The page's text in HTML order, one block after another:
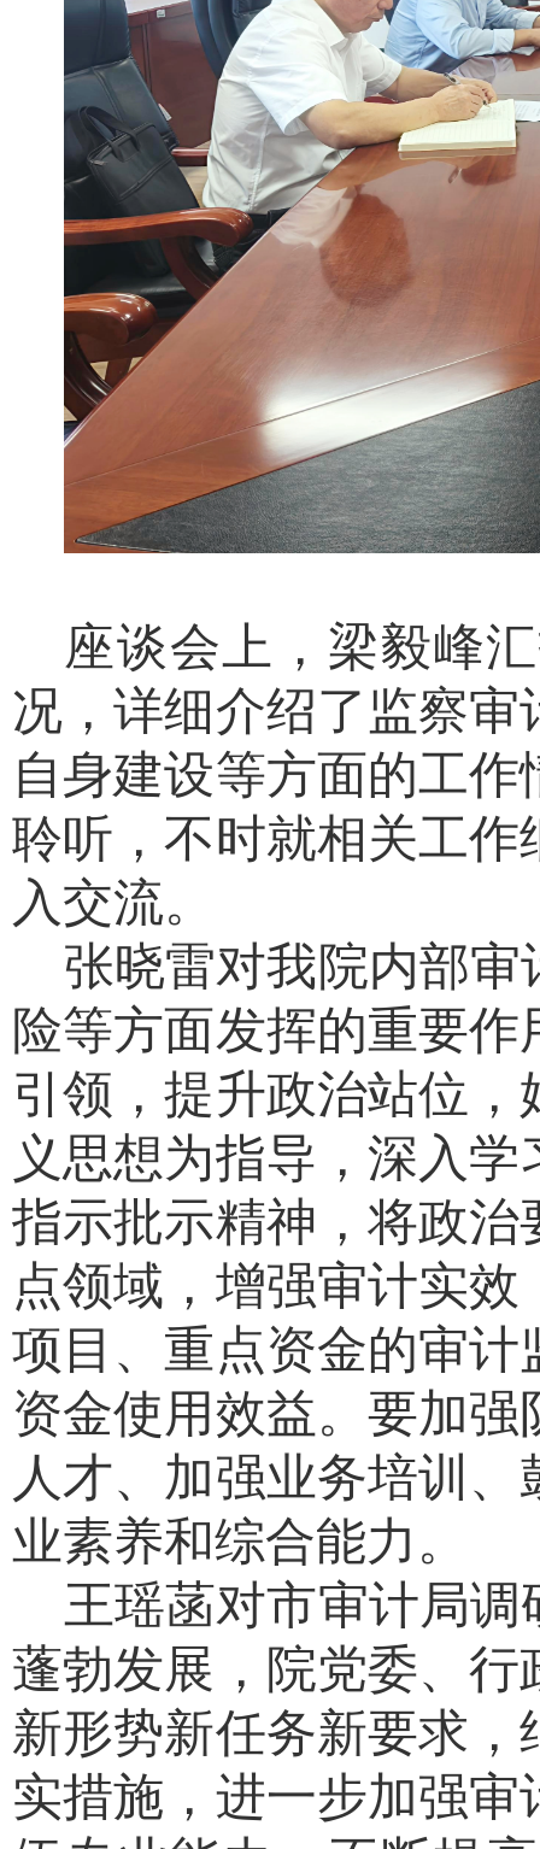
座谈会上，梁毅峰
况，详细介绍了监察
自身建设等方面的工
聆听，不时就相关工
入交流。
张晓雷对我院内部
险等方面发挥的重要
引领，提升政治站位
义思想为指导，深入
指示批示精神，将政
点领域，增强审计实
项目、重点资金的审
资金使用效益。要加
人才、加强业务培训
业素养和综合能力。
王瑶菡对市审计局
蓬勃发展，院党委、
新形势新任务新要求
实措施，进一步加强